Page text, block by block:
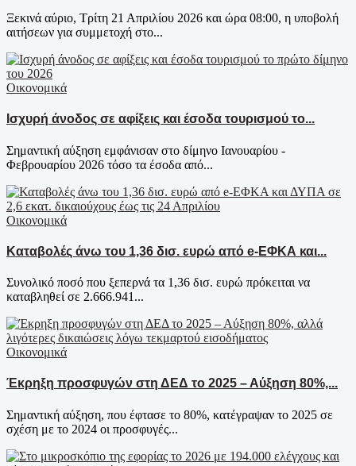
Ξεκινά αύριο, Τρίτη 21 Απριλίου 2026 και ώρα 08:00, η υποβολή
αιτήσεων για συμμετοχή στο...
Οικονομικά
Ισχυρή άνοδος σε αφίξεις και έσοδα τουρισμού το...
Σημαντική αύξηση εμφάνισαν στο δίμηνο Ιανουαρίου -
Φεβρουαρίου 2026 τόσο τα έσοδα από...
Οικονομικά
Καταβολές άνω του 1,36 δισ. ευρώ από e-ΕΦΚΑ και...
Συνολικό ποσό που ξεπερνά τα 1,36 δισ. ευρώ πρόκειται να
καταβληθεί σε 2.666.941...
Οικονομικά
Έκρηξη προσφυγών στη ΔΕΔ το 2025 – Αύξηση 80%,...
Σημαντική αύξηση, που έφτασε το 80%, κατέγραψαν το 2025 σε
σχέση με το 2024 οι προσφυγές...